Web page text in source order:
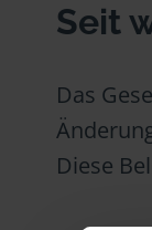
Seit
Das
Diese